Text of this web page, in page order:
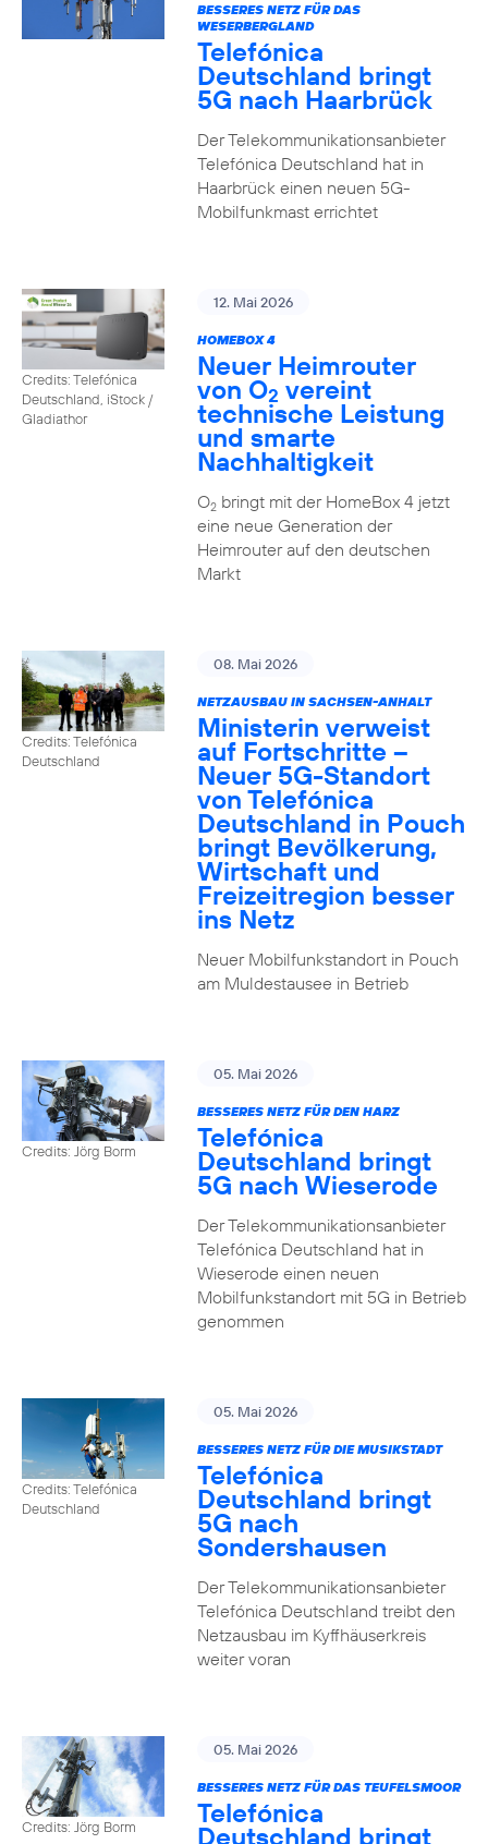
BESSERES NETZ FÜR DAS
WESERBERGLAND
Telefónica
Deutschland bringt
5G nach Haarbrück
Der Telekommunikationsanbieter
Telefónica Deutschland hat in
Haarbrück einen neuen 5G-
Mobilfunkmast errichtet
Credits: Telefónica
Deutschland, iStock /
Gladiathor
12. Mai 2026
HOMEBOX 4
Neuer Heimrouter
von O2 vereint
technische Leistung
und smarte
Nachhaltigkeit
O2bringt mit der HomeBox 4 jetzt
eine neue Generation der
Heimrouter auf den deutschen
Markt
Credits: Telefónica
Deutschland
08. Mai 2026
NETZAUSBAU IN SACHSEN-ANHALT
Ministerin verweist
auf Fortschritte –
Neuer 5G-Standort
von Telefónica
Deutschland in Pouch
bringt Bevölkerung,
Wirtschaft und
Freizeitregion besser
ins Netz
Neuer Mobilfunkstandort in Pouch
am Muldestausee in Betrieb
Credits: Jörg Borm
05. Mai 2026
BESSERES NETZ FÜR DEN HARZ
Telefónica
Deutschland bringt
5G nach Wieserode
Der Telekommunikationsanbieter
Telefónica Deutschland hat in
Wieserode einen neuen
Mobilfunkstandort mit 5G in Betrieb
genommen
Credits: Telefónica
Deutschland
05. Mai 2026
BESSERES NETZ FÜR DIE MUSIKSTADT
Telefónica
Deutschland bringt
5G nach
Sondershausen
Der Telekommunikationsanbieter
Telefónica Deutschland treibt den
Netzausbau im Kyffhäuserkreis
weiter voran
Credits: Jörg Borm
05. Mai 2026
BESSERES NETZ FÜR DAS TEUFELSMOOR
Telefónica
Deutschland bringt